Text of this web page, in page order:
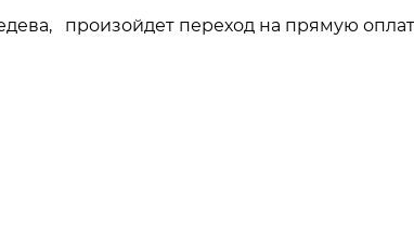
произойдет переход на прямую